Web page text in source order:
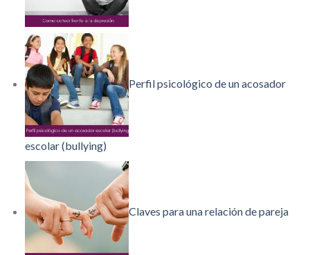
Perfil psicológico de un acosador
escolar (bullying)
Claves para una relación de pareja